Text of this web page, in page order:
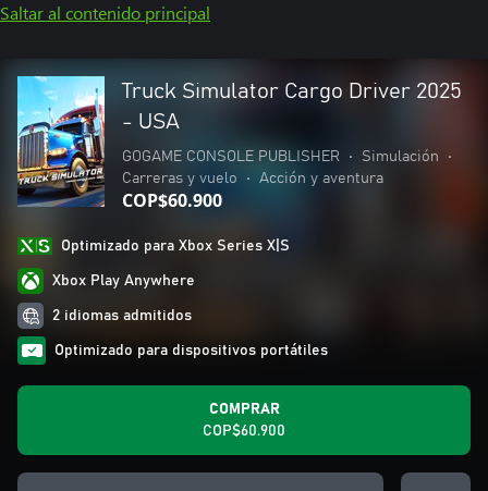
Saltar al contenido principal
Truck Simulator Cargo Driver 2025
- USA
GOGAME CONSOLE PUBLISHER • Simulación
•
Carreras y vuelo
• Acción y aventura
COP$60.900
Optimizado para Xbox Series X|S
Xbox Play Anywhere
2 idiomas admitidos
Optimizado para dispositivos portátiles
COMPRAR
COP$60.900